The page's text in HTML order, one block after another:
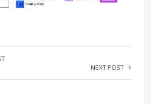
NEXT POST